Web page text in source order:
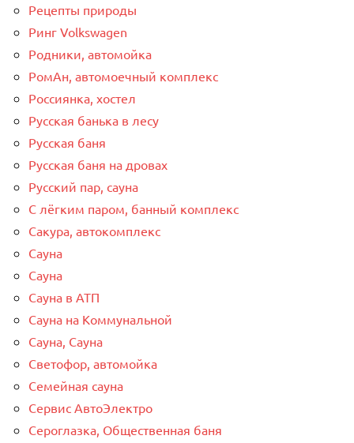
Рецепты природы
Ринг Volkswagen
Родники, автомойка
РомАн, автомоечный комплекс
Россиянка, хостел
Русская банька в лесу
Русская баня
Русская баня на дровах
Русский пар, сауна
С лёгким паром, банный комплекс
Сакура, автокомплекс
Сауна
Сауна
Сауна в АТП
Сауна на Коммунальной
Сауна, Сауна
Светофор, автомойка
Семейная сауна
Сервис АвтоЭлектро
Сероглазка, Общественная баня